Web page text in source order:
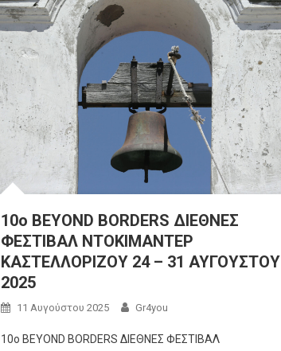
10ο BEYOND BORDERS ΔΙΕΘΝΕΣ
ΦΕΣΤΙΒΑΛ ΝΤΟΚΙΜΑΝΤΕΡ
ΚΑΣΤΕΛΛΟΡΙΖΟΥ 24 – 31 ΑΥΓΟΥΣΤΟΥ
2025
11 Αυγούστου 2025 Gr4you
10ο BEYOND BORDERS ΔΙΕΘΝΕΣ ΦΕΣΤΙΒΑΛ